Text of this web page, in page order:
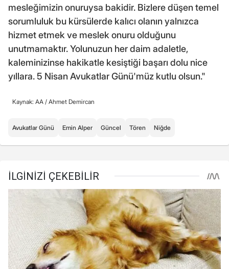
mesleğimizin onuruysa bakidir. Bizlere düşen temel
sorumluluk bu kürsülerde kalıcı olanın yalnızca
hizmet etmek ve meslek onuru olduğunu
unutmamaktır. Yolunuzun her daim adaletle,
kaleminizinse hakikatle kesiştiği başarı dolu nice
yıllara. 5 Nisan Avukatlar Günü'müz kutlu olsun."
Kaynak: AA / Ahmet Demircan
Avukatlar Günü Emin Alper Güncel Tören Niğde